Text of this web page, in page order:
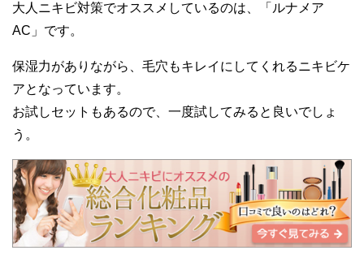
大人ニキビ対策でオススメしているのは、「ルナメア
AC」です。
保湿力がありながら、毛穴もキレイにしてくれるニキビケ
アとなっています。
お試しセットもあるので、一度試してみると良いでしょ
う。